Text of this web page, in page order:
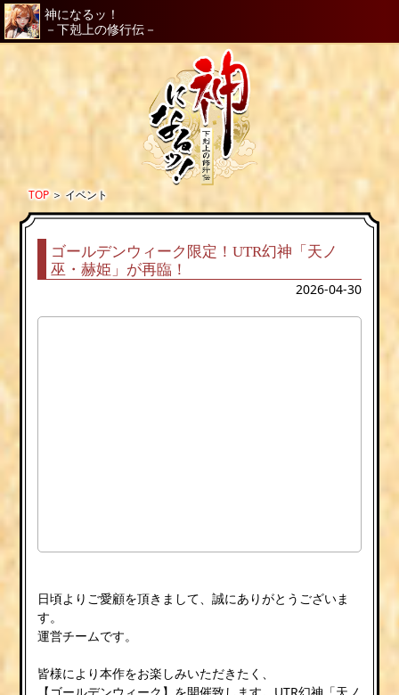
神になるッ！
－下剋上の修行伝－
TOP＞イベント
ゴールデンウィーク限定！UTR幻神「天ノ
巫・赫姫」が再臨！
2026-04-30
日頃よりご愛顧を頂きまして、誠にありがとうございま
す。
運営チームです。
皆様により本作をお楽しみいただきたく、
【ゴールデンウィーク】を開催致します。UTR幻神「天ノ